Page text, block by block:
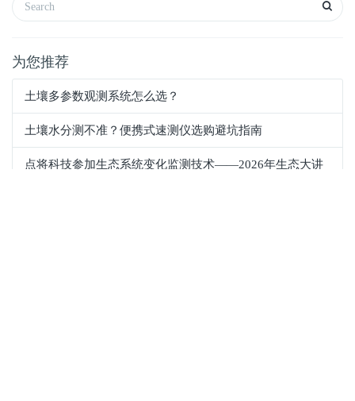
为您推荐
土壤多参数观测系统怎么选？
土壤水分测不准？便携式速测仪选购避坑指南
点将科技参加生态系统变化监测技术——2026年生态大讲